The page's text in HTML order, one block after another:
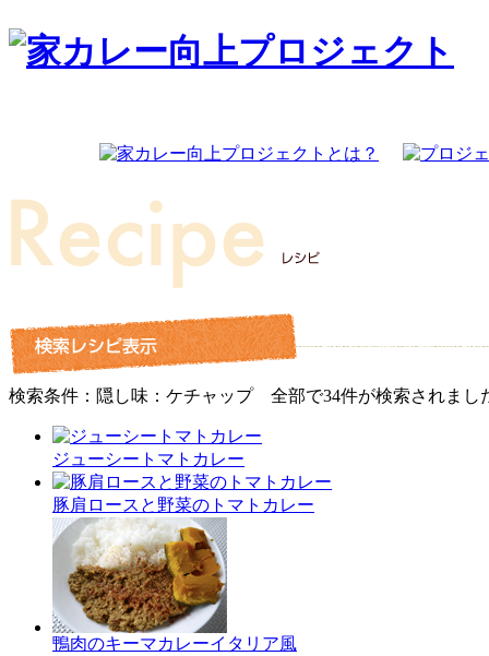
検索条件：隠し味：ケチャップ全部で34件が検索されまし
ジューシートマトカレー
豚肩ロースと野菜のトマトカレー
鴨肉のキーマカレーイタリア風